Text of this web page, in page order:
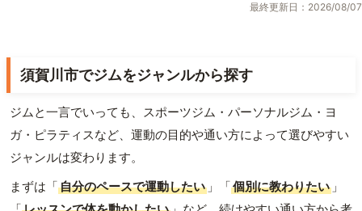
最終更新日：2026/08/07
須賀川市でジムをジャンルから探す
ジムと一言でいっても、スポーツジム・パーソナルジム・ヨ
ガ・ピラティスなど、運動の目的や通い方によって選びやすい
ジャンルは変わります。
まずは「自分のペースで運動したい 」「個別に教わりたい 」